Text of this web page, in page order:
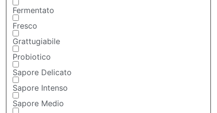
Fermentato
Fresco
Grattugiabile
Probiotico
Sapore Delicato
Sapore Intenso
Sapore Medio